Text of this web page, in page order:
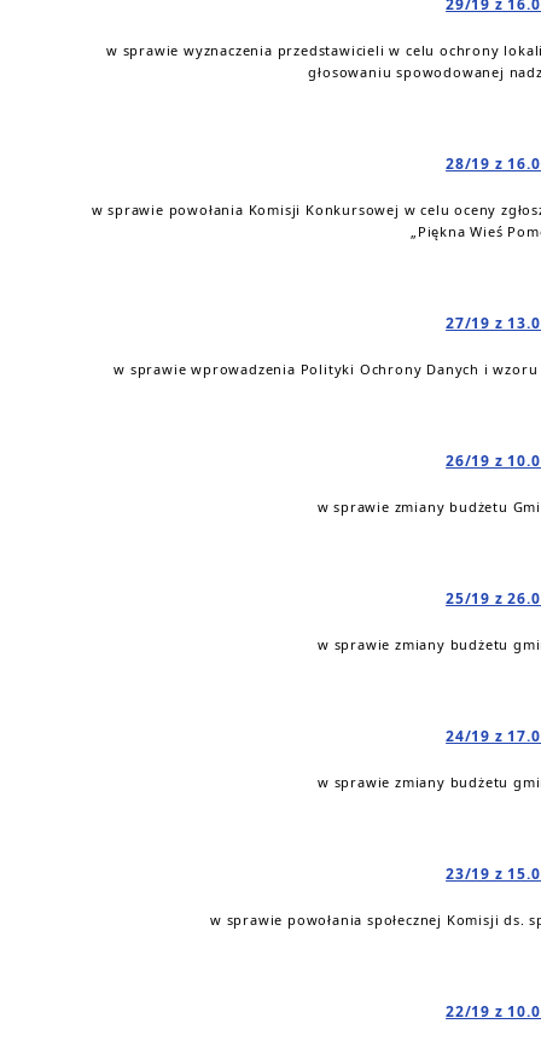
29/19 z
w sprawie wyznaczenia przedstawicieli w celu ochrony
głosowaniu spowodowanej
28/19 z
w sprawie powołania Komisji Konkursowej w celu oceny
„Piękna Wieś
27/19 z
w sprawie wprowadzenia Polityki Ochrony Danych i
26/19 z
w sprawie zmiany budżetu
25/19 z
w sprawie zmiany budżetu
24/19 z
w sprawie zmiany budżetu
23/19 z
w sprawie powołania społecznej Komisji ds.
22/19 z